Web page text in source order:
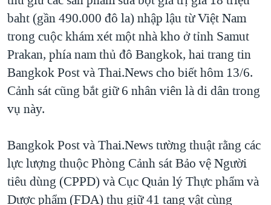
THƯỢNG ĐỈNH TRUMP-KIM TẠI VIỆT NAM
TRỊNH VĨNH BÌNH VS. CHÍNH PHỦ VIỆT NAM
NGƯ DÂN VIỆT VÀ LÀN SÓNG TRỘM HẢI SÂM
BÊN KIA QUỐC LỘ: TIẾNG VỌNG TỪ NÔNG THÔN MỸ
QUAN HỆ VIỆT MỸ
baht (gần 490.000 đô la) nhập lậu từ Việt Nam
trong cuộc khám xét một nhà kho ở tỉnh Samut
Prakan, phía nam thủ đô Bangkok, hai trang tin
Bangkok Post và Thai.News cho biết hôm 13/6.
Cảnh sát cũng bắt giữ 6 nhân viên là di dân trong
vụ này.
Bangkok Post và Thai.News tường thuật rằng các
lực lượng thuộc Phòng Cảnh sát Bảo vệ Người
tiêu dùng (CPPD) và Cục Quản lý Thực phẩm và
Dược phẩm (FDA) thu giữ 41 tang vật cùng